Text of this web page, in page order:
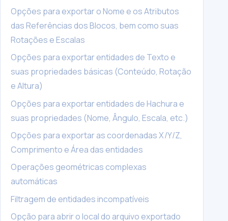
Opções para exportar o Nome e os Atributos
das Referências dos Blocos, bem como suas
Rotações e Escalas
Opções para exportar entidades de Texto e
suas propriedades básicas (Conteúdo, Rotação
e Altura)
Opções para exportar entidades de Hachura e
suas propriedades (Nome, Ângulo, Escala, etc.)
Opções para exportar as coordenadas X/Y/Z,
Comprimento e Área das entidades
Operações geométricas complexas
automáticas
Filtragem de entidades incompatíveis
Opção para abrir o local do arquivo exportado